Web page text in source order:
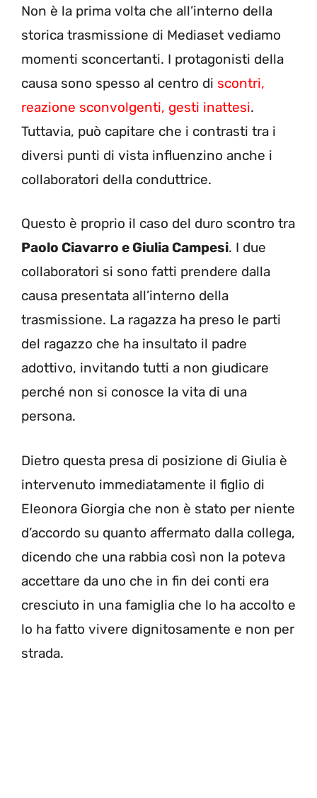
Non è la prima volta che all’interno della
storica trasmissione di Mediaset vediamo
momenti sconcertanti. I protagonisti della
causa sono spesso al centro di scontri,
reazione sconvolgenti, gesti inattesi.
Tuttavia, può capitare che i contrasti tra i
diversi punti di vista influenzino anche i
collaboratori della conduttrice.
Questo è proprio il caso del duro scontro tra
Paolo Ciavarro e Giulia Campesi. I due
collaboratori si sono fatti prendere dalla
causa presentata all’interno della
trasmissione. La ragazza ha preso le parti
del ragazzo che ha insultato il padre
adottivo, invitando tutti a non giudicare
perché non si conosce la vita di una
persona.
Dietro questa presa di posizione di Giulia è
intervenuto immediatamente il figlio di
Eleonora Giorgia che non è stato per niente
d’accordo su quanto affermato dalla collega,
dicendo che una rabbia così non la poteva
accettare da uno che in fin dei conti era
cresciuto in una famiglia che lo ha accolto e
lo ha fatto vivere dignitosamente e non per
strada.